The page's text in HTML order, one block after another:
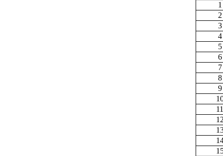
1
2
3
4
5
6
7
8
9
11